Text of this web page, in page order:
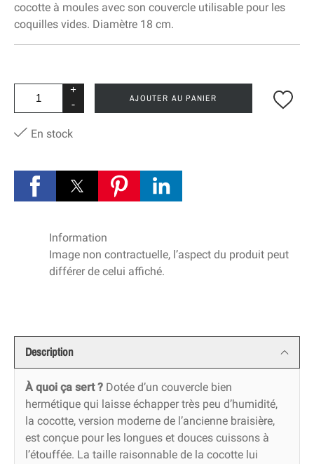
cocotte à moules avec son couvercle utilisable pour les
coquilles vides. Diamètre 18 cm.
+
-
AJOUTER AU PANIER
En stock
Information
Image non contractuelle, l’aspect du produit peut
différer de celui affiché.
Description
À quoi ça sert ? Dotée d’un couvercle bien
hermétique qui laisse échapper très peu d’humidité,
la cocotte, version moderne de l’ancienne braisière,
est conçue pour les longues et douces cuissons à
l’étouffée. La taille raisonnable de la cocotte lui